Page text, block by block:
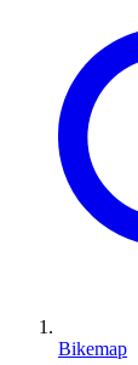
Bikemap